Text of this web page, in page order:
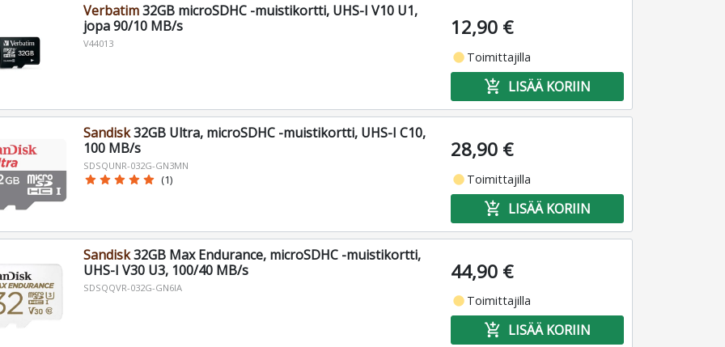
Verbatim32GB microSDHC -muistikortti, UHS-I V10 U1,
jopa 90/10 MB/s
V44013
12,90 €
fiber_manual_record Toimittajilla
add_shopping_cart LISÄÄ KORIIN
Sandisk32GB Ultra, microSDHC -muistikortti, UHS-I C10,
100 MB/s
SDSQUNR-032G-GN3MN
star star star star star (1)
28,90 €
fiber_manual_record Toimittajilla
add_shopping_cart LISÄÄ KORIIN
Sandisk32GB Max Endurance, microSDHC -muistikortti,
UHS-I V30 U3, 100/40 MB/s
SDSQQVR-032G-GN6IA
44,90 €
fiber_manual_record Toimittajilla
add_shopping_cart LISÄÄ KORIIN